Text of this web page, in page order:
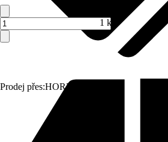
Prodej přes:HORNBACH
1 ks